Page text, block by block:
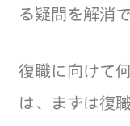
る疑問を解消
復職に向けて
は、まずは復